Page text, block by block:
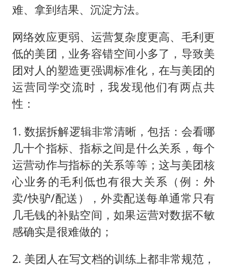
难、拿到结果、沉淀方法。
网络效应更弱、运营复杂度更高、毛利更
低的美团，业务容错空间小多了，导致美
团对人的塑造更强调标准化，在与美团的
运营同学交流时，我发现他们有两点共
性：
1. 数据拆解逻辑非常清晰，包括：会看哪
几十个指标、指标之间是什么关系，每个
运营动作与指标的关系等等；这与美团核
心业务的毛利低也有很大关系（例：外
卖/快驴/配送），外卖配送每单通常只有
几毛钱的补贴空间，如果运营对数据不敏
感确实是很难做的；
2. 美团人在写文档的训练上都非常规范，